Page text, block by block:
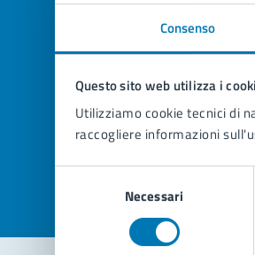
Consenso
Questo sito web utilizza i
Utilizziamo cookie tecnici di
raccogliere informazioni
Necessari
Valuta la